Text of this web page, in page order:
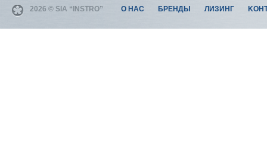
2026 © SIA “INSTRO” О НАС БРЕНДЫ ЛИЗИНГ